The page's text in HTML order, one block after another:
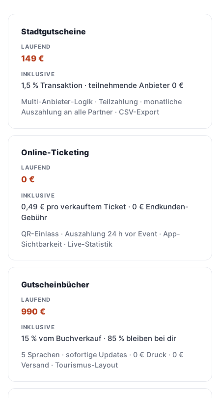
Stadtgutscheine
149 €
1,5 % Transaktion · teilnehmende Anbieter 0 €
Multi-Anbieter-Logik · Teilzahlung · monatliche
Auszahlung an alle Partner · CSV-Export
Online-Ticketing
0 €
0,49 € pro verkauftem Ticket · 0 € Endkunden-
Gebühr
QR-Einlass · Auszahlung 24 h vor Event · App-
Sichtbarkeit · Live-Statistik
Gutscheinbücher
990 €
15 % vom Buchverkauf · 85 % bleiben bei dir
5 Sprachen · sofortige Updates · 0 € Druck · 0 €
Versand · Tourismus-Layout